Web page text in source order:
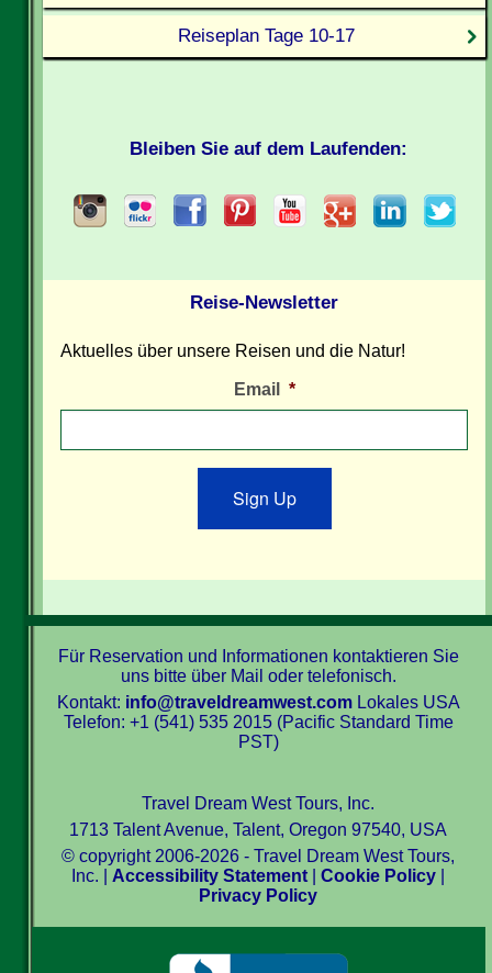
Reiseplan Tage 10-17
Bleiben Sie auf dem Laufenden:
Reise-Newsletter
Aktuelles über unsere Reisen und die Natur!
Email *
Sign Up
Für Reservation und Informationen kontaktieren Sie
uns bitte über Mail oder telefonisch.
Kontakt: info@traveldreamwest.comLokales USA
Telefon: +1 (541) 535 2015 (Pacific Standard Time
PST)
Travel Dream West Tours, Inc.
1713 Talent Avenue, Talent, Oregon 97540, USA
© copyright 2006-2026 - Travel Dream West Tours,
Inc. | Accessibility Statement |Cookie Policy
Privacy Policy